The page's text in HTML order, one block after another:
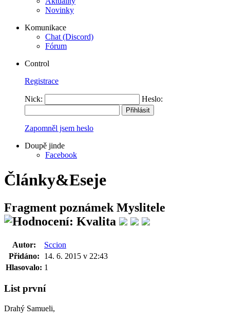
Novinky
Komunikace
Chat (Discord)
Fórum
Control
Registrace
Nick: Heslo:
Zapomněl jsem heslo
Doupě jinde
Facebook
Články&Eseje
Fragment poznámek Myslitele
Autor:
Sccion
Přidáno:
14. 6. 2015 v 22:43
Hlasovalo: 1
List první
Drahý Samueli,